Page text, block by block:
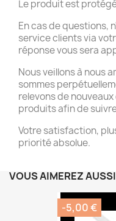
Le produit est
En cas de questions,
service clients via
réponse vous sera
Nous veillons à nous
sommes
relevons de
produits afin de
Votre satisfaction,
priorité absolue.
VOUS AIMEREZ AUSSI
-5,00 €